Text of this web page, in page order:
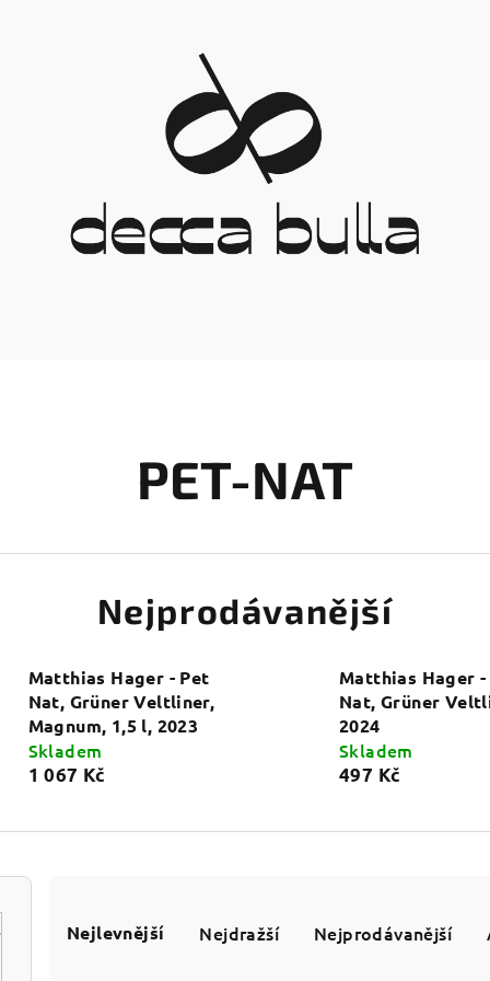
PET-NAT
Nejprodávanější
Matthias Hager - Pet
Nat, Grüner Veltliner,
Magnum, 1,5 l, 2023
Skladem
1 067 Kč
Matthias Hager -
Nat, Grüner
2024
Skladem
497 Kč
aNejlevnější Nejdražší Nejprodávanější